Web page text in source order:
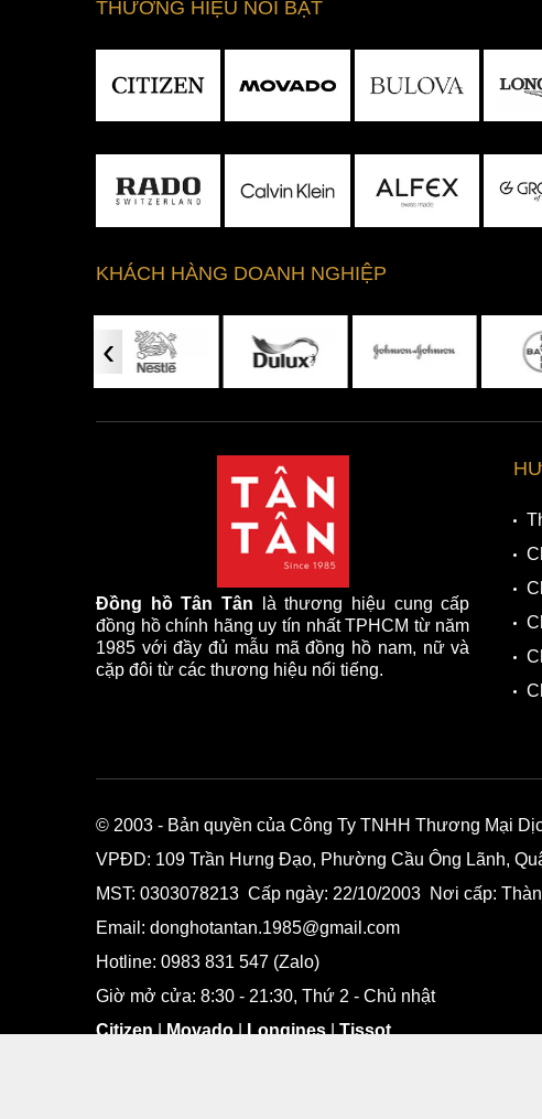
THƯƠNG HIỆU NỔI BẬT
KHÁCH HÀNG DOANH NGHIỆP
‹
Đồng hồ Tân Tân là thương hiệu cung cấp
đồng hồ chính hãng uy tín nhất TPHCM từ năm
1985 với đầy đủ mẫu mã đồng hồ nam, nữ và
cặp đôi từ các thương hiệu nổi tiếng.
© 2003 - Bản quyền của Công Ty TNHH Thương Mại
VPĐD: 109 Trần Hưng Đạo, Phường Cầu Ông Lãnh,
MST: 0303078213 Cấp ngày: 22/10/2003 Nơi cấp:
Email: donghotantan.1985@gmail.com
Hotline: 0983 831 547 (Zalo)
Giờ mở cửa: 8:30 - 21:30, Thứ 2 - Chủ nhật
Citizen|Movado|Longines|Tissot